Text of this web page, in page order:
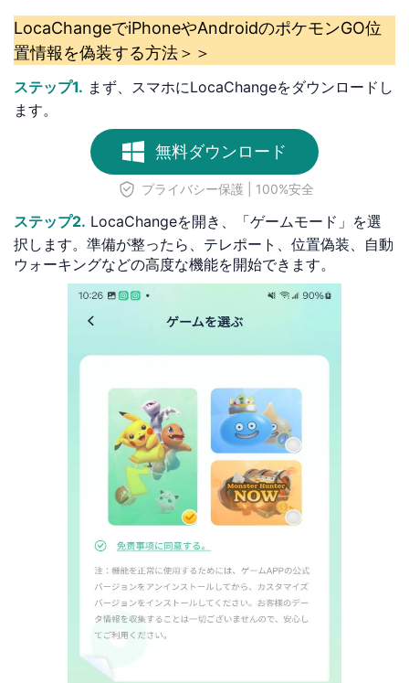
LocaChangeでiPhoneやAndroidのポケモンGO位
置情報を偽装する方法＞＞
ステップ1. まず、スマホにLocaChangeをダウンロードし
ます。
無料ダウンロード
プライバシー保護 | 100%安全
ステップ2. LocaChangeを開き、「ゲームモード」を選
択します。準備が整ったら、テレポート、位置偽装、自動
ウォーキングなどの高度な機能を開始できます。